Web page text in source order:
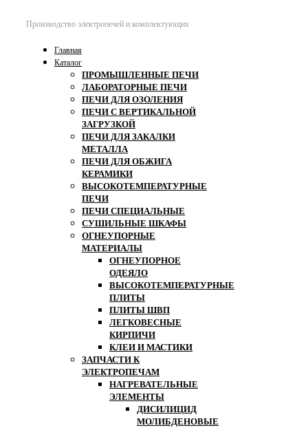
Производство электропечей и комплектующих
Главная
Каталог
ПРОМЫШЛЕННЫЕ ПЕЧИ
ЛАБОРАТОРНЫЕ ПЕЧИ
ПЕЧИ ДЛЯ ОЗОЛЕНИЯ
ПЕЧИ С ВЕРТИКАЛЬНОЙ
ЗАГРУЗКОЙ
ПЕЧИ ДЛЯ ЗАКАЛКИ
МЕТАЛЛА
ПЕЧИ ДЛЯ ОБЖИГА
КЕРАМИКИ
ВЫСОКОТЕМПЕРАТУРНЫЕ
ПЕЧИ
ПЕЧИ СПЕЦИАЛЬНЫЕ
СУШИЛЬНЫЕ ШКАФЫ
ОГНЕУПОРНЫЕ
МАТЕРИАЛЫ
ОГНЕУПОРНОЕ
ОДЕЯЛО
ВЫСОКОТЕМПЕРАТУРНЫЕ
ПЛИТЫ
ПЛИТЫ ШВП
ЛЕГКОВЕСНЫЕ
КИРПИЧИ
КЛЕИ И МАСТИКИ
ЗАПЧАСТИ К
ЭЛЕКТРОПЕЧАМ
НАГРЕВАТЕЛЬНЫЕ
ЭЛЕМЕНТЫ
ДИСИЛИЦИД
МОЛИБДЕНОВЫЕ